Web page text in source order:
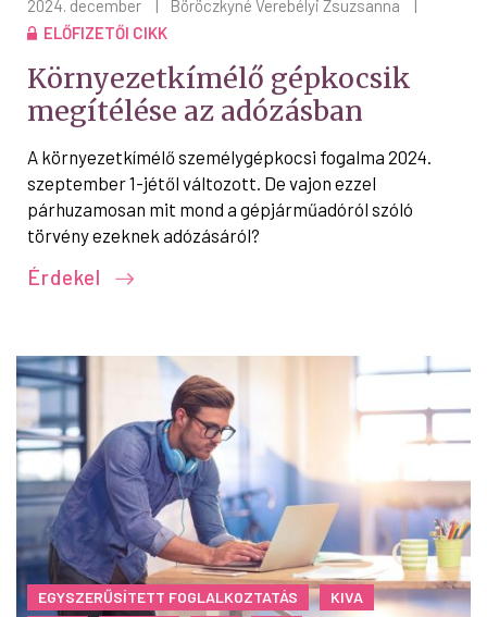
2024. december Böröczkyné Verebélyi Zsuzsanna
ELŐFIZETŐI CIKK
Környezetkímélő gépkocsik
megítélése az adózásban
A környezetkímélő személygépkocsi fogalma 2024.
szeptember 1-jétől változott. De vajon ezzel
párhuzamosan mit mond a gépjárműadóról szóló
törvény ezeknek adózásáról?
Érdekel
EGYSZERŰSÍTETT FOGLALKOZTATÁS
KIVA